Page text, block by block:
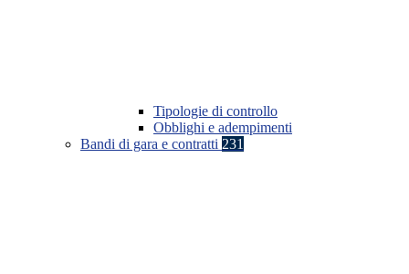
Tipologie di controllo
Obblighi e adempimenti
Bandi di gara e contratti 231